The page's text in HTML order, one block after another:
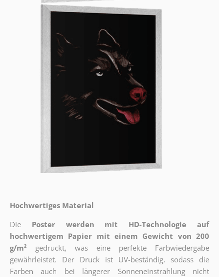
Hochwertiges Material
Die
Poster werden mit HD-Technologie auf
hochwertigem Papier mit einem Gewicht von 200
g/m²
gedruckt, was eine perfekte Farbwiedergabe
gewährleistet. Der Druck ist UV-beständig, sodass die
Farben auch bei längerer Sonneneinstrahlung nicht